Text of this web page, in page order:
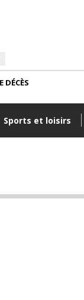
Sports et loisirs
DÉCÈS